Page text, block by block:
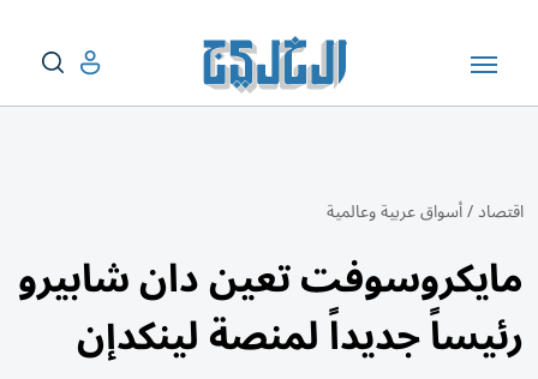
اقتصاد/أسواق عربية وعالمية
مايكروسوفت تعين دان شابيرو
رئيساً جديداً لمنصة لينكدإن